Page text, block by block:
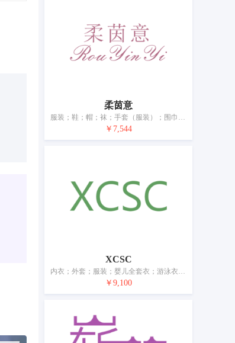
柔茵意
服装；鞋；帽；袜；手套（服装）；围巾；腰带；婚纱；浴帽；睡眠用眼罩
￥7,544
XCSC
内衣；外套；服装；婴儿全套衣；游泳衣；鞋；帽；袜；围巾；腰带
￥9,100